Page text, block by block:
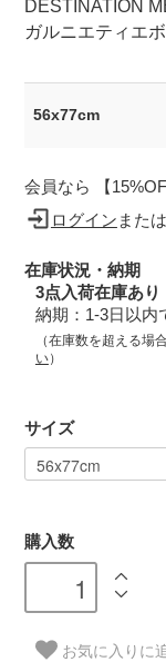
DESTINATION
ガルニエティエ
56x77cm
会員なら 【
ログイン または
在庫状況・納期
3点入荷在庫あり
納期：1-3日以内
（在庫数を超える場
い）
サイズ
購入数
お気に入りに